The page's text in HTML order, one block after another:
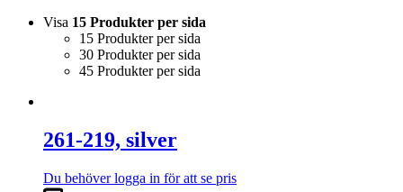
Visa 15 Produkter per sida
15 Produkter per sida
30 Produkter per sida
45 Produkter per sida
261-219, silver
Du behöver logga in för att se pris